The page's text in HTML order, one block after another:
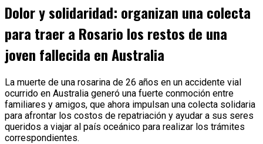
Dolor y solidaridad: organizan una colecta
para traer a Rosario los restos de una
joven fallecida en Australia
La muerte de una rosarina de 26 años en un accidente vial
ocurrido en Australia generó una fuerte conmoción entre
familiares y amigos, que ahora impulsan una colecta solidaria
para afrontar los costos de repatriación y ayudar a sus seres
queridos a viajar al país oceánico para realizar los trámites
correspondientes.